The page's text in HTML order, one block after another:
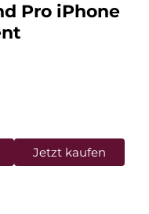
Pro iPhone
Jetzt kaufen